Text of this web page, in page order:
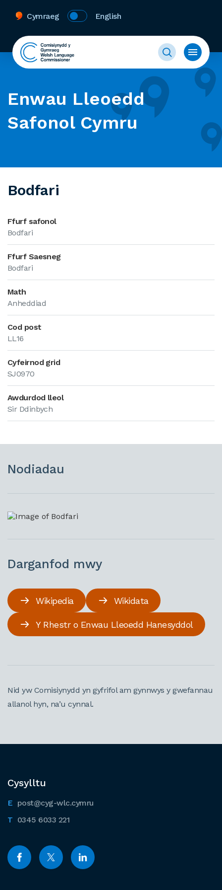
Cymraeg English
Enwau Lleoedd
Safonol Cymru
Bodfari
Ffurf safonol
Bodfari
Ffurf Saesneg
Bodfari
Math
Anheddiad
Cod post
LL16
Cyfeirnod grid
SJ0970
Awdurdod lleol
Sir Ddinbych
Nodiadau
Darganfod mwy
Wikipedia Wikidata
Y Rhestr o Enwau Lleoedd Hanesyddol
Nid yw Comisiynydd yn gyfrifol am gynnwys y gwefannau
allanol hyn, na’u cynnal.
Cysylltu
post@cyg-wlc.cymru
0345 6033 221